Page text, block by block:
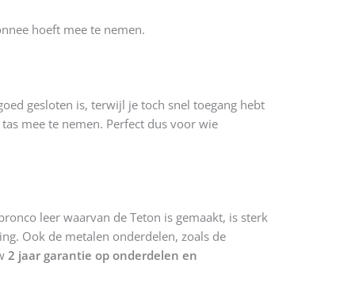
hoeft mee te nemen.
gesloten is, terwijl je toch snel toegang hebt
mee te nemen. Perfect dus voor wie
leer waarvan de Teton is gemaakt, is sterk
Ook de metalen onderdelen, zoals de
2 jaar garantie op onderdelen en